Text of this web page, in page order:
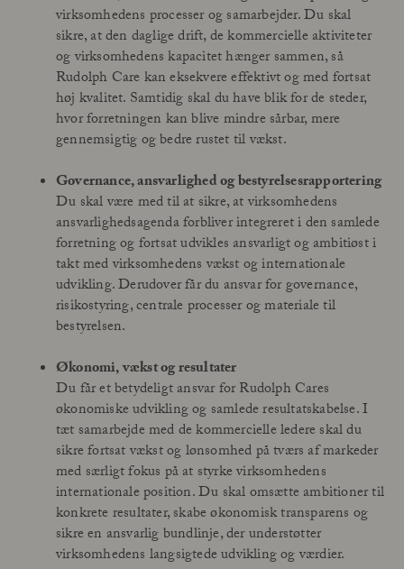
virksomhedens processer og samarbejder. Du skal
sikre, at den daglige drift, de kommercielle aktiviteter
og virksomhedens kapacitet hænger sammen, så
Rudolph Care kan eksekvere effektivt og med fortsat
høj kvalitet. Samtidig skal du have blik for de steder,
hvor forretningen kan blive mindre sårbar, mere
gennemsigtig og bedre rustet til vækst.
Governance, ansvarlighed og bestyrelsesrapportering
Du skal være med til at sikre, at virksomhedens
ansvarlighedsagenda forbliver integreret i den samlede
forretning og fortsat udvikles ansvarligt og ambitiøst i
takt med virksomhedens vækst og internationale
udvikling. Derudover får du ansvar for governance,
risikostyring, centrale processer og materiale til
bestyrelsen.
Økonomi, vækst og resultater
Du får et betydeligt ansvar for Rudolph Cares
økonomiske udvikling og samlede resultatskabelse. I
tæt samarbejde med de kommercielle ledere skal du
sikre fortsat vækst og lønsomhed på tværs af markeder
med særligt fokus på at styrke virksomhedens
internationale position. Du skal omsætte ambitioner til
konkrete resultater, skabe økonomisk transparens og
sikre en ansvarlig bundlinje, der understøtter
virksomhedens langsigtede udvikling og værdier.